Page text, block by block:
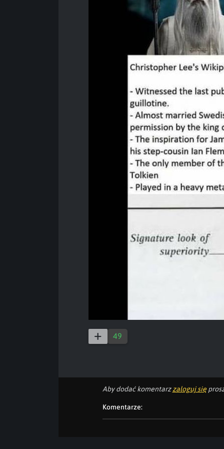
49
Aby dodać komentarzzaloguj się
Komentarze: